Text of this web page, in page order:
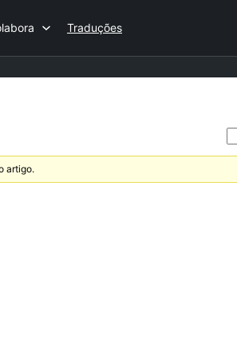
Traduções
artigo.